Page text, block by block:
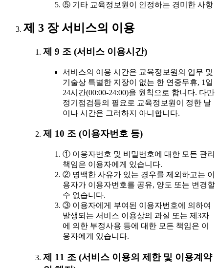
⑤ 기타 교육정보원이 인정하는 경미한 사항
제 3 장 서비스의 이용
제 9 조 (서비스 이용시간)
서비스의 이용 시간은 교육정보원의 업무 및
기술상 특별한 지장이 없는 한 연중무휴, 1일
24시간(00:00-24:00)을 원칙으로 합니다. 다만
정기점검등의 필요로 교육정보원이 정한 날
이나 시간은 그러하지 아니합니다.
제 10 조 (이용자번호 등)
① 이용자번호 및 비밀번호에 대한 모든 관리
책임은 이용자에게 있습니다.
② 명백한 사유가 있는 경우를 제외하고는 이
용자가 이용자번호를 공유, 양도 또는 변경할
수 없습니다.
③ 이용자에게 부여된 이용자번호에 의하여
발생되는 서비스 이용상의 과실 또는 제3자
에 의한 부정사용 등에 대한 모든 책임은 이
용자에게 있습니다.
제 11 조 (서비스 이용의 제한 및 이용계약